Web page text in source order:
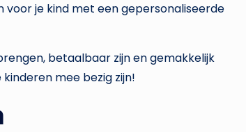
voor je kind met een gepersonaliseerde
betaalbaar zijn en gemakkelijk
mee bezig zijn!